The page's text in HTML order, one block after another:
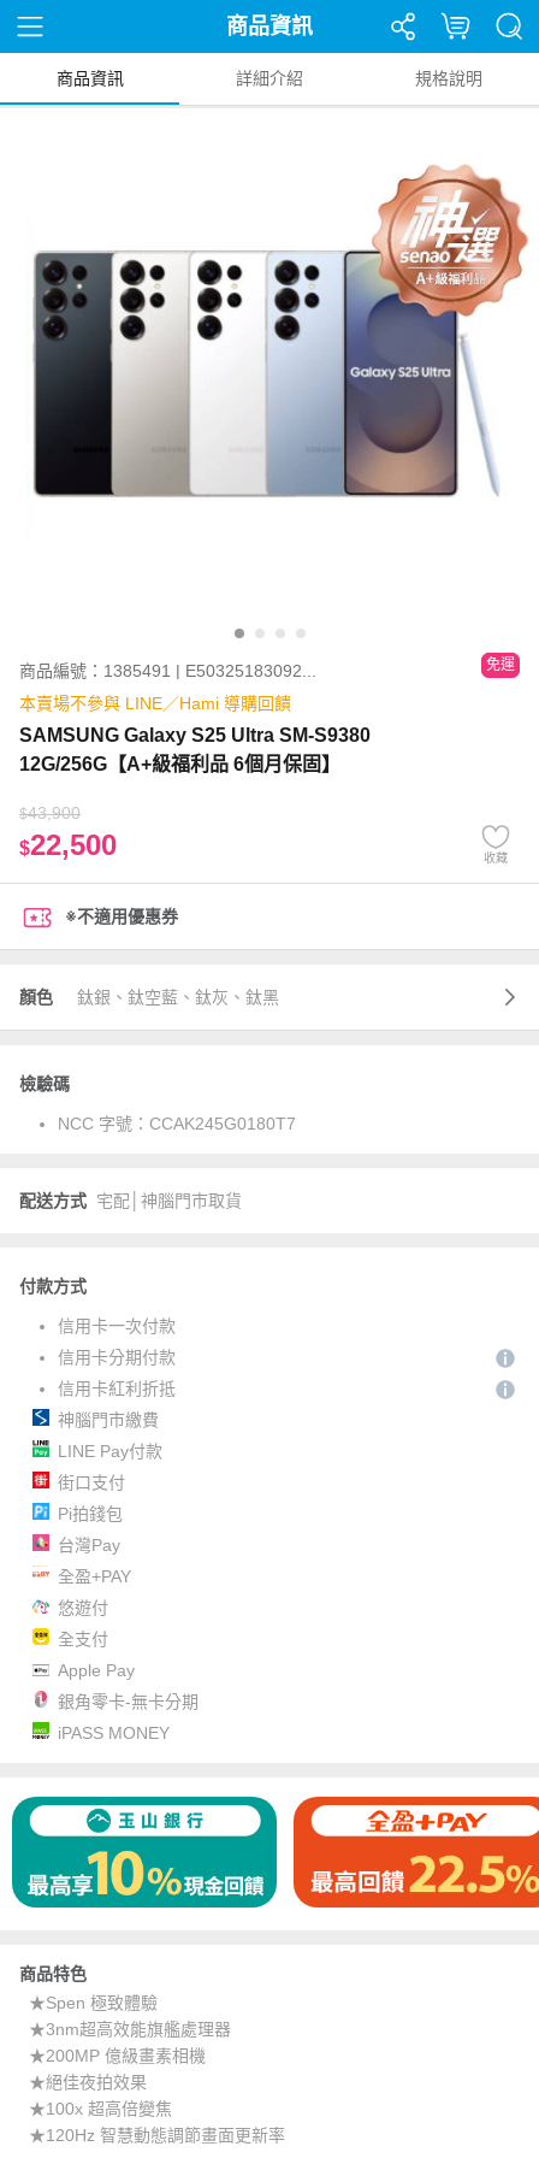
商品資訊
商品資訊 詳細介紹 規格說明
商品編號：1385491 | E50325183092... 免運
本賣場不參與 LINE／Hami 導購回饋
SAMSUNG Galaxy S25 Ultra SM-S9380
12G/256G【A+級福利品 6個月保固】
$43,900
$22,500 收藏
※不適用優惠券
顏色 鈦銀、鈦空藍、鈦灰、鈦黑
檢驗碼
NCC 字號： CCAK245G0180T7
配送方式 宅配│神腦門市取貨
付款方式
信用卡一次付款
信用卡分期付款
信用卡紅利折抵
神腦門市繳費
LINE Pay付款
街口支付
Pi拍錢包
台灣Pay
全盈+PAY
悠遊付
全支付
Apple Pay
銀角零卡-無卡分期
iPASS MONEY
商品特色
★Spen 極致體驗
★3nm超高效能旗艦處理器
★200MP 億級畫素相機
★絕佳夜拍效果
★100x 超高倍變焦
★120Hz 智慧動態調節畫面更新率